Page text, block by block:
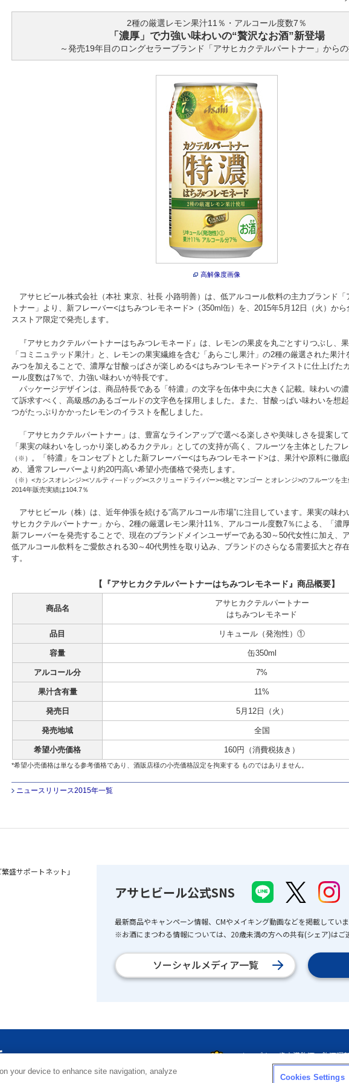
2種の厳選レモン果汁11％・アルコール度数7％
「濃厚」で力強い味わいの“贅沢なお酒”新登場
～発売19年目のロングセラーブランド「アサヒカクテルパートナー」からの
高解像度画像
アサヒビール株式会社（本社 東京、社長 小路明善）は、低アルコール飲料の主力ブランド「
トナー」より、新フレーバー<はちみつレモネード>（350ml缶）を、2015年5月12日（火）か
スストア限定で発売します。
『アサヒカクテルパートナーはちみつレモネード』は、レモンの果皮を丸ごとすりつぶし、
「コミニュテッド果汁」と、レモンの果実繊維を含む「あらごし果汁」の2種の厳選された果汁
みつを加えることで、濃厚な甘酸っぱさが楽しめる<はちみつレモネード>テイストに仕上げた
ール度数は7％で、力強い味わいが特長です。
パッケージデザインは、商品特長である「特濃」の文字を缶体中央に大きく記載。味わいの
て訴求すべく、高級感のあるゴールドの文字色を採用しました。また、甘酸っぱい味わいを想
つがたっぷりかかったレモンのイラストを配しました。
「アサヒカクテルパートナー」は、豊富なラインアップで選べる楽しさや美味しさを提案して
「果実の味わいをしっかり楽しめるカクテル」としての支持が高く、フルーツを主体としたフ
（※） 。「特濃」をコンセプトとした新フレーバー<はちみつレモネード>は、果汁や原料に徹
め、通常フレーバーより約20円高い希望小売価格で発売します。
（※）<カシスオレンジ><ソルティ―ドッグ><スクリュードライバー><桃とマンゴー とオレンジ>のフルーツを
2014年販売実績は104.7％
アサヒビール（株）は、近年伸張を続ける“高アルコール市場”に注目しています。果実の味わ
サヒカクテルパートナー」から、2種の厳選レモン果汁11％、アルコール度数7％による、「濃
新フレーバーを発売することで、現在のブランドメインユーザーである30～50代女性に加え、
低アルコール飲料をご愛飲される30～40代男性を取り込み、ブランドのさらなる需要拡大と存
す。
【『アサヒカクテルパートナーはちみつレモネード』商品概要】
商品名
アサヒカクテルパートナー
はちみつレモネード
品目 リキュール（発泡性）①
容量 缶350ml
アルコール分 7%
果汁含有量 11%
発売日 5月12日（火）
発売地域 全国
希望小売価格 160円（消費税抜き）
*希望小売価格は単なる参考価格であり、酒販店様の小売価格設定を拘束する ものではありません。
ニュースリリース2015年一覧
盛サポートネット」
アサヒビール公式SNS
最新商品やキャンペーン情報、CMやメイキング動画などを掲載していま
※お酒にまつわる情報については、20歳未満の方への共有(シェア)はご
ソーシャルメディア一覧
your device to enhance site navigation, analyze
Cookies Settings